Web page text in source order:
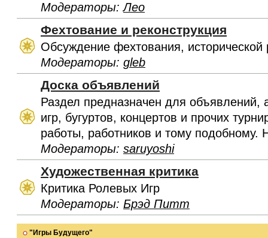
Модераторы:Лео
Фехтование и реконструкция
Обсуждение фехтования, исторической
Модераторы: gleb
Доска объявлений
Раздел предназначен для объявлений,
игр, бугуртов, концертов и прочих
работы, работников и тому подобному.
Модераторы: saruyoshi
Художественная критика
Критика Ролевых Игр
Модераторы: Брэд Питт
"Игры Будущего"